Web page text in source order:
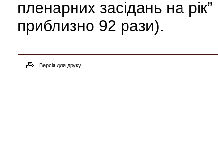
пленарних засідань на
приблизно 92 рази).
Версія для друку